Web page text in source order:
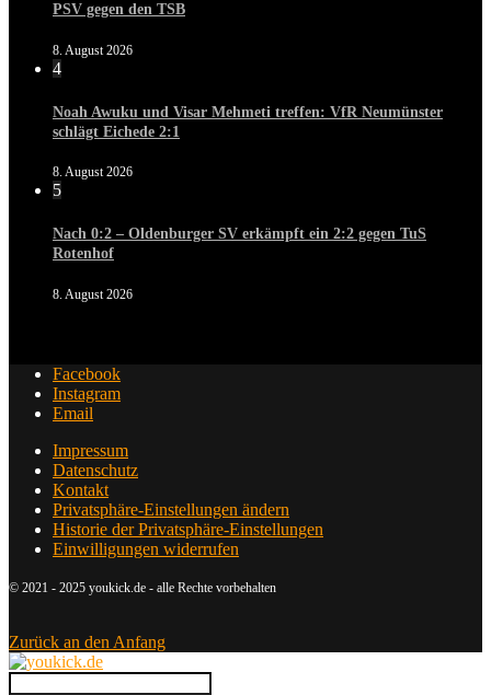
PSV gegen den TSB
8. August 2026
4
Noah Awuku und Visar Mehmeti treffen: VfR Neumünster
schlägt Eichede 2:1
8. August 2026
5
Nach 0:2 – Oldenburger SV erkämpft ein 2:2 gegen TuS
Rotenhof
8. August 2026
Facebook
Instagram
Email
Impressum
Datenschutz
Kontakt
Privatsphäre-Einstellungen ändern
Historie der Privatsphäre-Einstellungen
Einwilligungen widerrufen
© 2021 - 2025 youkick.de - alle Rechte vorbehalten
Zurück an den Anfang